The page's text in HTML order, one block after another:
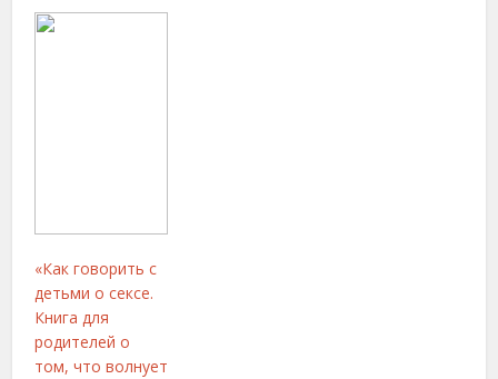
«Как говорить с
детьми о сексе.
Книга для
родителей о
том, что волнует